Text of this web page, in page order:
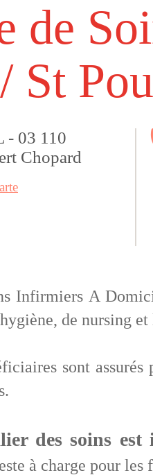
de
St
- 03 110
Chopard
Infirmiers A
de nursing
sont
des soins est
à charge pour les